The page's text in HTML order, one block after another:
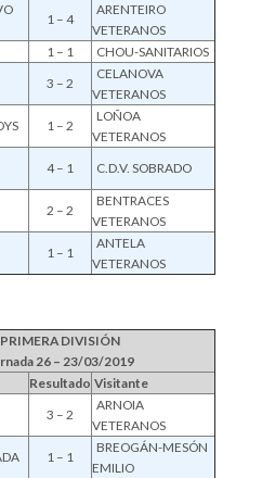
1 – 4
ARENTEIRO
VETERANOS
1 – 1
CHOU-SANITARIOS
3 – 2
CELANOVA
VETERANOS
1 – 2
LOÑOA
VETERANOS
4 – 1
C.D.V. SOBRADO
2 – 2
BENTRACES
VETERANOS
1 – 1
ANTELA
VETERANOS
PRIMERA DIVISIÓN
26 – 23/03/2019
Resultado Visitante
3 – 2
ARNOIA
VETERANOS
1 – 1
BREOGÁN-MESÓN
EMILIO